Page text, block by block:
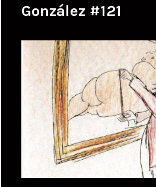
on
González #121